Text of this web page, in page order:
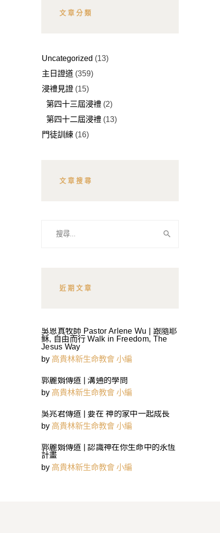
文章分類
Uncategorized (13)
主日證道 (359)
浸禮見證 (15)
第四十三屆浸禮 (2)
第四十二屆浸禮 (13)
門徒訓練 (16)
文章搜尋
近期文章
吳恩真牧師 Pastor Arlene Wu | 跟隨耶
稣, 自由而行 Walk in Freedom, The
Jesus Way
by 高貴林新生命教會 小編
郭麗娟傳道 | 溝通的學問
by 高貴林新生命教會 小編
吳兆君傳道 | 要在 神的家中一起成長
by 高貴林新生命教會 小編
郭麗娟傳道 | 認識神在你生命中的永恆
計畫
by 高貴林新生命教會 小編